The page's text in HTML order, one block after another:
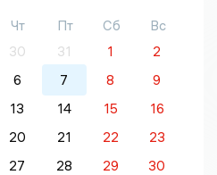
Чт Пт Сб
Вс
30 31 1
2
6 7 8
9
13 14 15
16
20 21 22
23
27 28 29
30